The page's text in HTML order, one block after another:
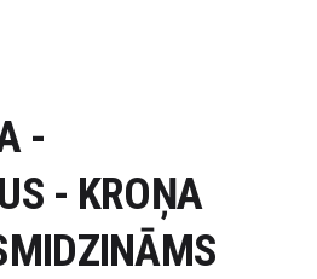
-
- KROŅA